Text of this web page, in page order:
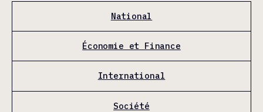
National
Économie et Finance
International
Société